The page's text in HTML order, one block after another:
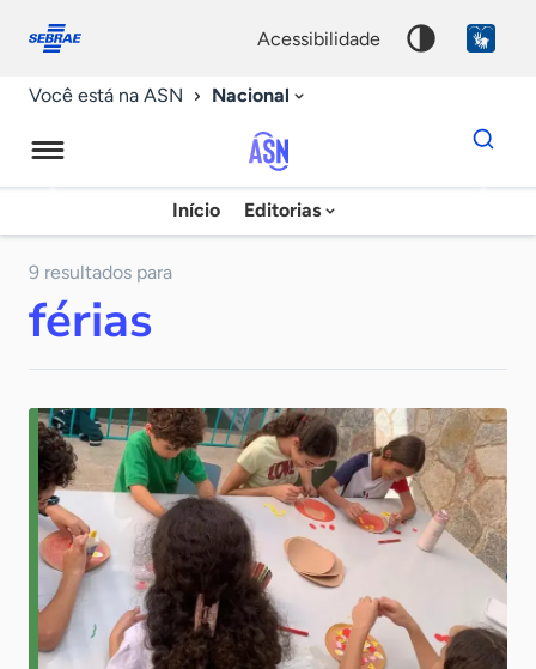
conosco
acessibilidade
Você está na ASN Nacional
Agência
Sebrae
Início Editorias
Dados
para
chave
9 resultados para
férias